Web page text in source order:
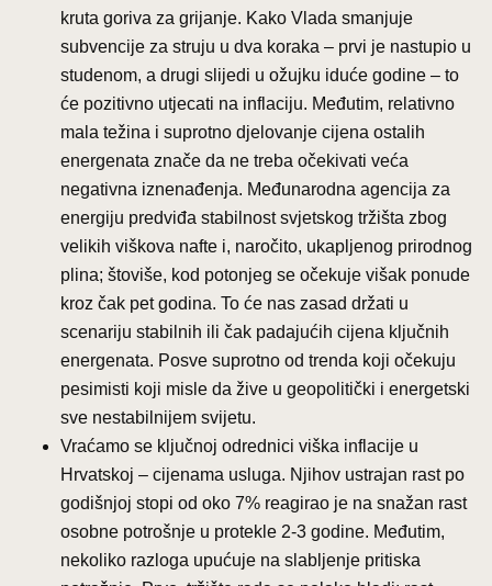
kruta goriva za grijanje. Kako Vlada smanjuje
subvencije za struju u dva koraka – prvi je nastupio u
studenom, a drugi slijedi u ožujku iduće godine – to
će pozitivno utjecati na inflaciju. Međutim, relativno
mala težina i suprotno djelovanje cijena ostalih
energenata znače da ne treba očekivati veća
negativna iznenađenja. Međunarodna agencija za
energiju predviđa stabilnost svjetskog tržišta zbog
velikih viškova nafte i, naročito, ukapljenog prirodnog
plina; štoviše, kod potonjeg se očekuje višak ponude
kroz čak pet godina. To će nas zasad držati u
scenariju stabilnih ili čak padajućih cijena ključnih
energenata. Posve suprotno od trenda koji očekuju
pesimisti koji misle da žive u geopolitički i energetski
sve nestabilnijem svijetu.
Vraćamo se ključnoj odrednici viška inflacije u
Hrvatskoj – cijenama usluga. Njihov ustrajan rast po
godišnjoj stopi od oko 7% reagirao je na snažan rast
osobne potrošnje u protekle 2-3 godine. Međutim,
nekoliko razloga upućuje na slabljenje pritiska